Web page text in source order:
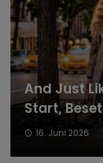
And Just
Start,
16. Juni 2026